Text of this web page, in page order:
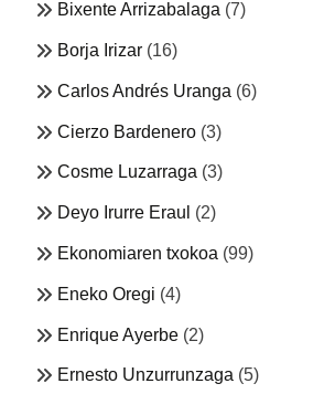
Bixente Arrizabalaga (7)
Borja Irizar (16)
Carlos Andrés Uranga (6)
Cierzo Bardenero (3)
Cosme Luzarraga (3)
Deyo Irurre Eraul (2)
Ekonomiaren txokoa (99)
Eneko Oregi (4)
Enrique Ayerbe (2)
Ernesto Unzurrunzaga (5)